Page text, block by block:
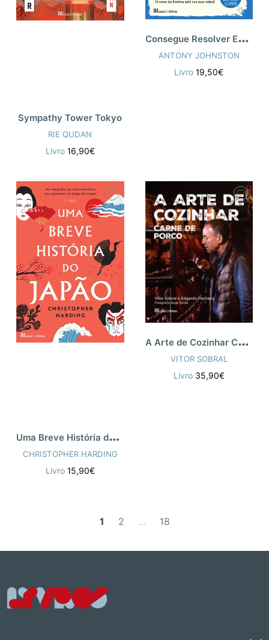
Sympathy Tower Tokyo
RIE QUDAN
Livro 16,90€
C
onsegue Resolver Este Crime?
ANTONY JOHNSTON
Livro19,50€
U
ma Breve História do Japão
CHRISTOPHER HARDING
Livro 15,90€
A
Arte de Cozinhar Carne de Porco
VITOR SOBRAL
Livro 35,90€
1 2 … 18